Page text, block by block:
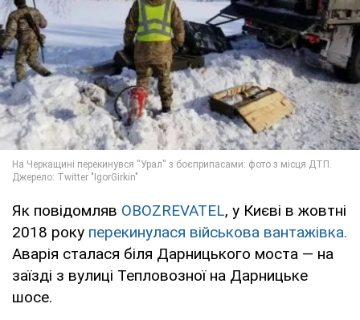
Як повідомляв OBOZREVATEL, у Києві в жовтні
2018 року перекинулася військова вантажівка.
Аварія сталася біля Дарницького моста — на
заїзді з вулиці Тепловозної на Дарницьке
шосе.